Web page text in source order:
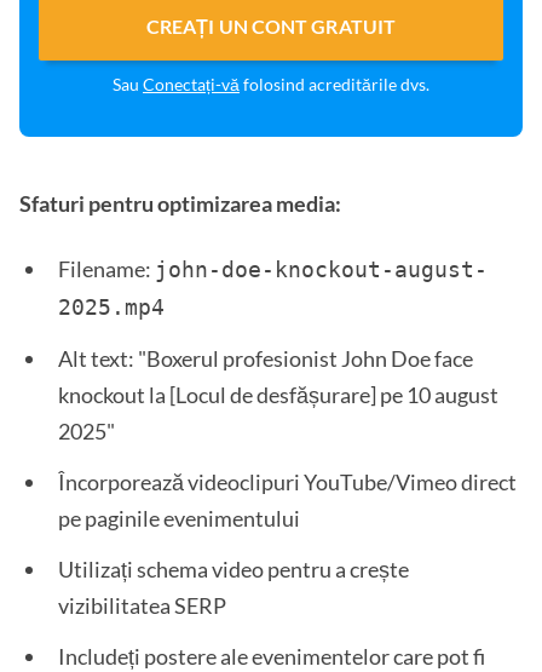
CREAȚI UN CONT GRATUIT
Sau Conectați-vă folosind acreditările dvs.
Sfaturi pentru optimizarea media:
Filename: john-doe-knockout-august-
2025.mp4
Alt text: "Boxerul profesionist John Doe face
knockout la [Locul de desfășurare] pe 10 august
2025"
Încorporează videoclipuri YouTube/Vimeo direct
pe paginile evenimentului
Utilizați schema video pentru a crește
vizibilitatea SERP
Includeți postere ale evenimentelor care pot fi